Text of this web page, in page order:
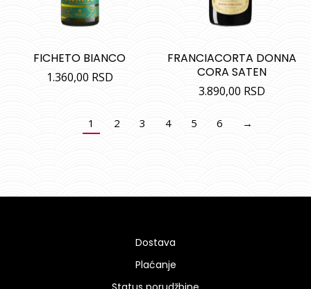
FICHETO BIANCO
1.360,00 RSD
FRANCIACORTA DONNA
CORA SATEN
3.890,00 RSD
1 2 3 4 5 6 →
Dostava
Plaćanje